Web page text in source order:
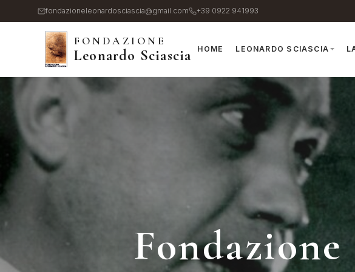
contenuto
principale
fondazioneleonardosciascia@gmail.com +39 0922 941993
FONDAZIONE
Leonardo Sciascia HOME LEONARDO SCIASCIA